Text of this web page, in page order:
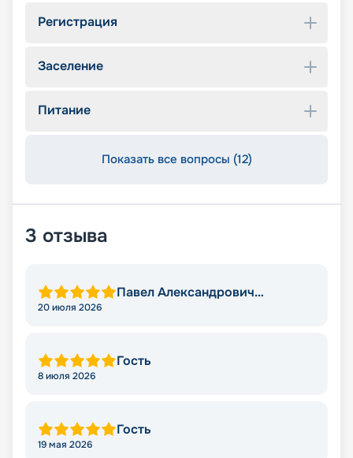
Регистрация
Заселение
Питание
Показать все вопросы (12)
3 отзыва
Павел Александрович
20 июля 2026
Гость
8 июля 2026
Гость
19 мая 2026